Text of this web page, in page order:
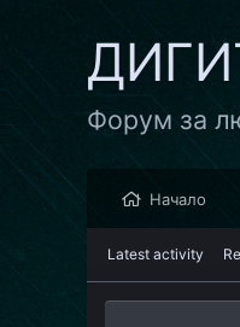
Форум за
Начало
Latest activity